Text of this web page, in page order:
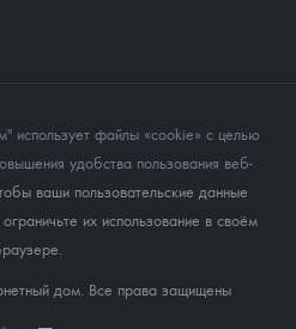
файлы «cookie» с целью
удобства пользования веб-
ваши пользовательские данные
их использование в своём
дом. Все права защищены